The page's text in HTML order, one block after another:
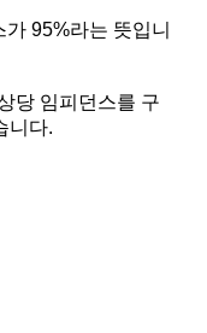
95%라는 뜻입니
당 임피던스를 구
니다.